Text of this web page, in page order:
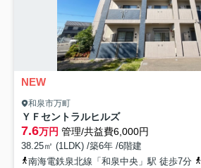
NEW
和泉市万町
ＹＦセントラルヒルズ
7.6万円 管理/共益費6,000円
38.25㎡ (1LDK) /築6年 /6階建
南海電鉄泉北線「和泉中央」駅 徒歩7分